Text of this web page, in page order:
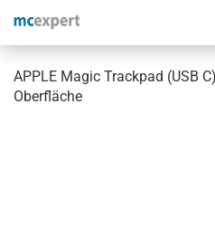
APPLE Magic Trackpad (USB
Oberfläche